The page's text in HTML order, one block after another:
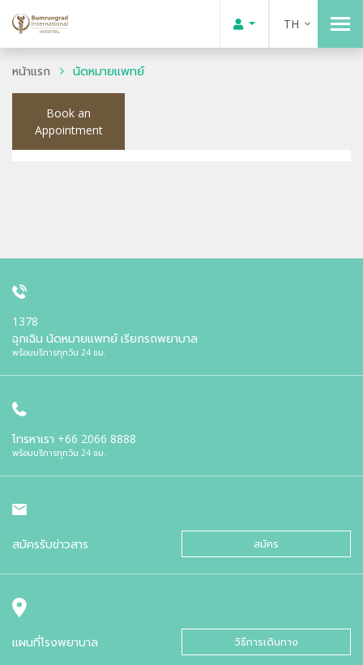
TH
หน้าแรก นัดหมายแพทย์
Book an
Appointment
1378
ฉุกเฉิน นัดหมายแพทย์ เรียกรถพยาบาล
พร้อมบริการทุกวัน 24 ชม.
โทรหาเรา +66 2066 8888
พร้อมบริการทุกวัน 24 ชม.
สมัครรับข่าวสาร สมัคร
แผนที่โรงพยาบาล วิธีการเดินทาง